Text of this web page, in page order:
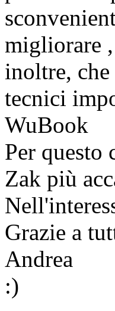
migliorare
inoltre,
tecnici
WuBook
Per questo
Zak più
Grazie a
Andrea
:)